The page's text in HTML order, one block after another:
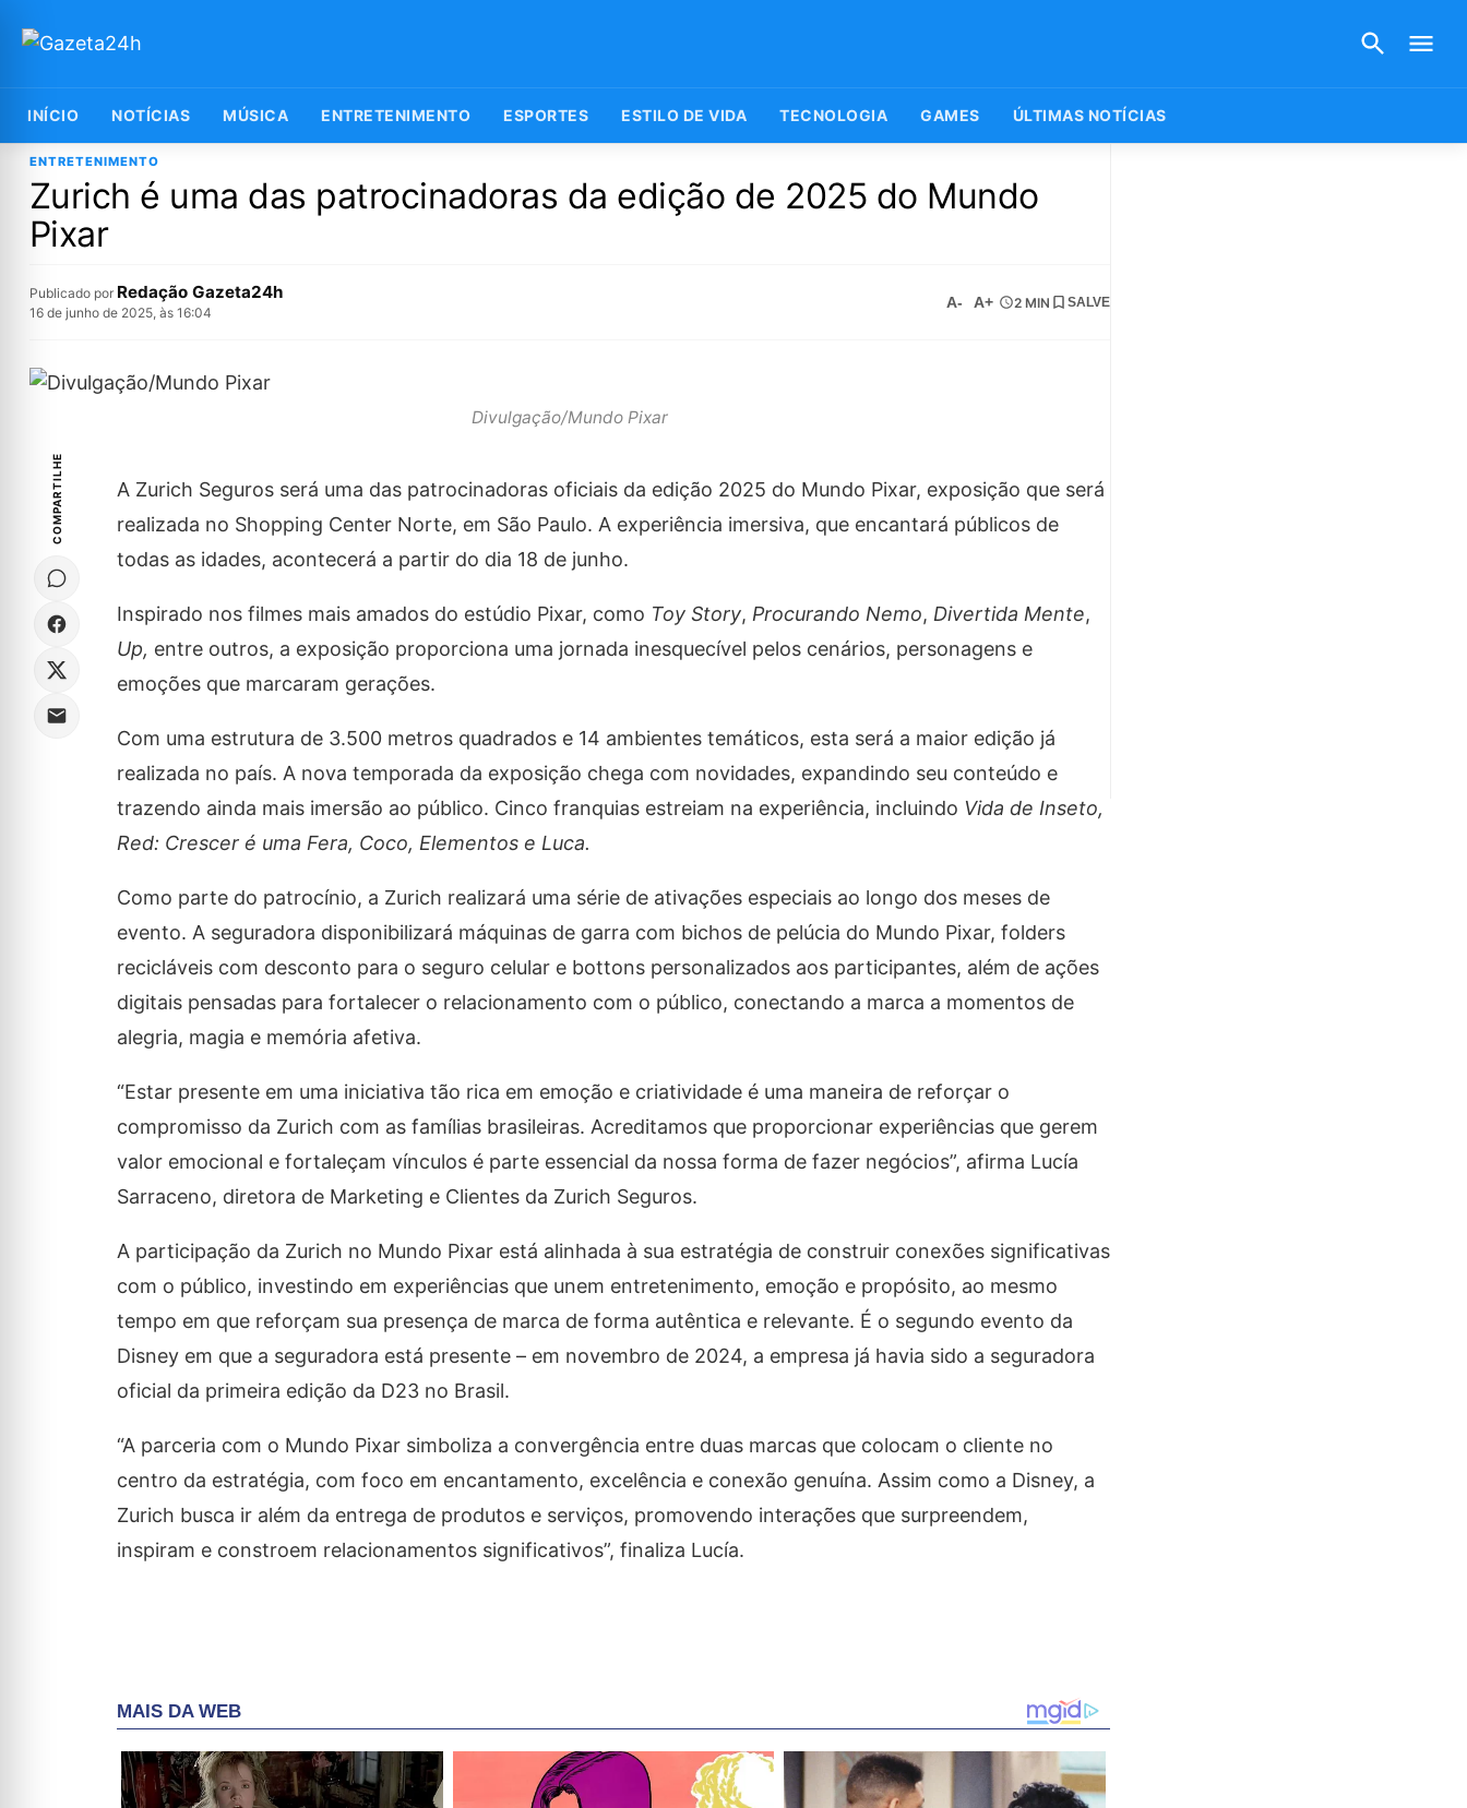
INÍCIO NOTÍCIAS MÚSICA ENTRETENIMENTO ESPORTES ESTILO DE VIDA TECNOLOGIA GAMES ÚLTIMAS NOTÍCIAS
ENTRETENIMENTO
Zurich é uma das patrocinadoras da edição de 2025 do Mundo
Pixar
Publicado por Redação Gazeta24h
16 de junho de 2025, às 16:04
A- A+ 2 MIN SALVE
Divulgação/Mundo Pixar
COMPARTILHE
A Zurich Seguros será uma das patrocinadoras oficiais da edição 2025 do Mundo Pixar, exposição que será
realizada no Shopping Center Norte, em São Paulo. A experiência imersiva, que encantará públicos de
todas as idades, acontecerá a partir do dia 18 de junho.
Inspirado nos filmes mais amados do estúdio Pixar, como Toy Story, Procurando Nemo, Divertida Mente,
Up, entre outros, a exposição proporciona uma jornada inesquecível pelos cenários, personagens e
emoções que marcaram gerações.
Com uma estrutura de 3.500 metros quadrados e 14 ambientes temáticos, esta será a maior edição já
realizada no país. A nova temporada da exposição chega com novidades, expandindo seu conteúdo e
trazendo ainda mais imersão ao público. Cinco franquias estreiam na experiência, incluindo Vida de Inseto,
Red: Crescer é uma Fera, Coco, Elementos e Luca.
Como parte do patrocínio, a Zurich realizará uma série de ativações especiais ao longo dos meses de
evento. A seguradora disponibilizará máquinas de garra com bichos de pelúcia do Mundo Pixar, folders
recicláveis com desconto para o seguro celular e bottons personalizados aos participantes, além de ações
digitais pensadas para fortalecer o relacionamento com o público, conectando a marca a momentos de
alegria, magia e memória afetiva.
“Estar presente em uma iniciativa tão rica em emoção e criatividade é uma maneira de reforçar o
compromisso da Zurich com as famílias brasileiras. Acreditamos que proporcionar experiências que gerem
valor emocional e fortaleçam vínculos é parte essencial da nossa forma de fazer negócios”, afirma Lucía
Sarraceno, diretora de Marketing e Clientes da Zurich Seguros.
A participação da Zurich no Mundo Pixar está alinhada à sua estratégia de construir conexões significativas
com o público, investindo em experiências que unem entretenimento, emoção e propósito, ao mesmo
tempo em que reforçam sua presença de marca de forma autêntica e relevante. É o segundo evento da
Disney em que a seguradora está presente – em novembro de 2024, a empresa já havia sido a seguradora
oficial da primeira edição da D23 no Brasil.
“A parceria com o Mundo Pixar simboliza a convergência entre duas marcas que colocam o cliente no
centro da estratégia, com foco em encantamento, excelência e conexão genuína. Assim como a Disney, a
Zurich busca ir além da entrega de produtos e serviços, promovendo interações que surpreendem,
inspiram e constroem relacionamentos significativos”, finaliza Lucía.